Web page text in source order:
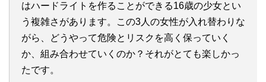
はハードライトを作ることができる16歳の少女とい
う複雑さがあります。この3人の女性が入れ替わりな
がら、どうやって危険とリスクを高く保っていく
か、組み合わせていくのか？それがとても楽しかっ
たです。